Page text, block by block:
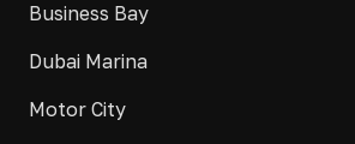
Business Bay
Dubai Marina
Motor City